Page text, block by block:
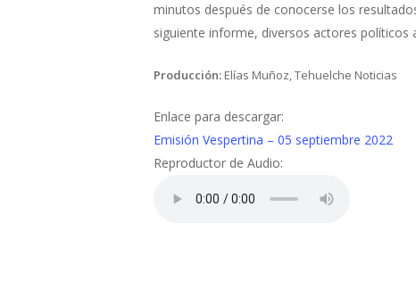
minutos después de conocerse los
siguiente informe, diversos actores políticos
Producción: Elías Muñoz, Tehuelche Noticias
Enlace para descargar:
Emisión Vespertina – 05 septiembre 2022
Reproductor de Audio: